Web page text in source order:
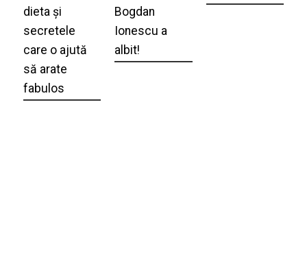
dieta și
secretele
care o ajută
să arate
fabulos
Bogdan
Ionescu a
albit!